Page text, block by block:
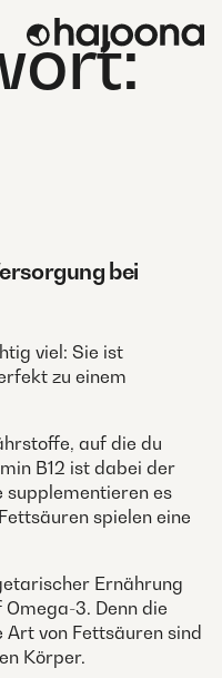
bei
viel: Sie ist
zu einem
auf die du
B12 ist dabei der
supplementieren es
spielen eine
Ernährung
3. Denn die
von Fettsäuren sind
Körper.